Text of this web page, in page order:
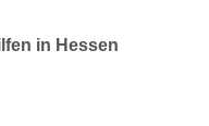
in Hessen